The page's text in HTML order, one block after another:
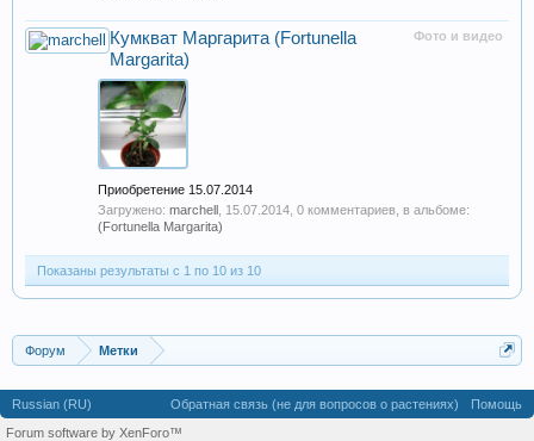
Фото и видео
Кумкват Маргарита (Fortunella
Margarita)
Приобретение 15.07.2014
Загружено: marchell 15.07.2014 , 0 комментариев, в альбоме:
(Fortunella Margarita)
Показаны результаты с 1 по 10 из 10
Форум Метки
Russian (RU) Обратная связь (не для вопросов о растениях)
Помощь
Forum software by XenForo™